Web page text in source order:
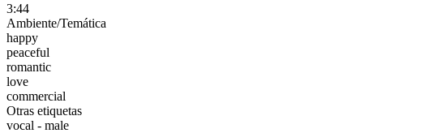
3:44
Ambiente/Temática
happy
peaceful
romantic
love
commercial
Otras etiquetas
vocal - male